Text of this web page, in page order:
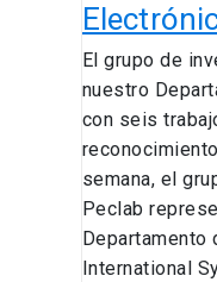
El grupo de
nuestro
con seis
semana, el
Peclab
Departamento
International